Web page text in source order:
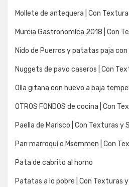
Mollete de antequera | Con
Murcia Gastronomíca 2018 | Con
Nido de Puerros y patatas paja
Nuggets de pavo caseros | Con
Olla gitana con huevo a baja
OTROS FONDOS de cocina | Con
Paella de Marisco | Con Texturas y
Pan marroquí o Msemmen | Con
Pata de cabrito al horno
Patatas a lo pobre | Con Texturas